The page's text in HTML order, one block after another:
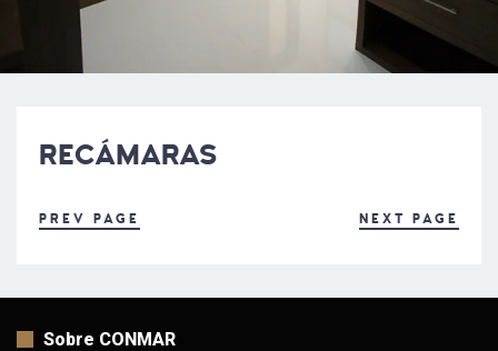
RECÁMARAS
PREV PAGE NEXT PAGE
Sobre CONMAR